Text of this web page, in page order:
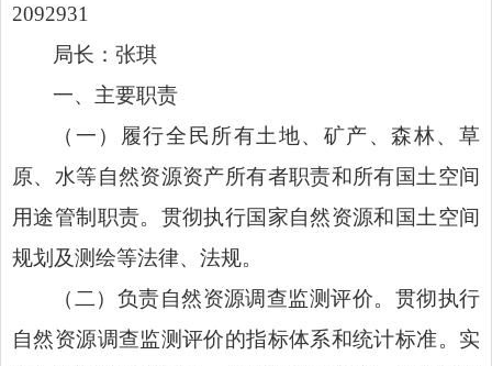
2092931
局长：张琪
一、主要职责
（一）履行全民所有土地、矿产、森林、草
原、水等自然资源资产所有者职责和所有国土空间
用途管制职责。贯彻执行国家自然资源和国土空间
规划及测绘等法律、法规。
（二）负责自然资源调查监测评价。贯彻执行
自然资源调查监测评价的指标体系和统计标准。实